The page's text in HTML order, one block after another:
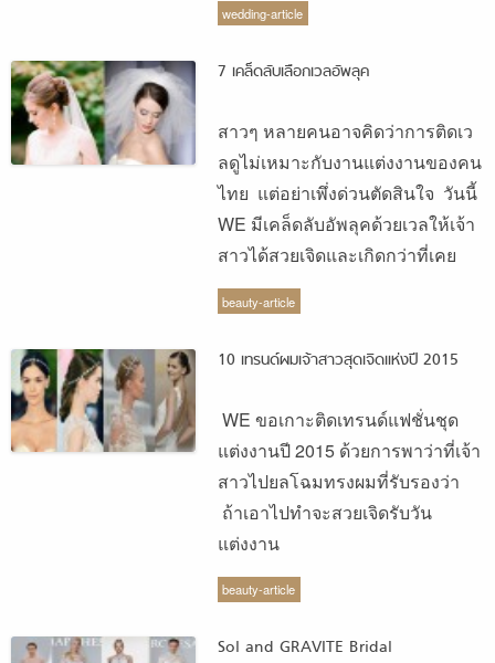
wedding-article
7 เคล็ดลับเลือกเวลอัพลุค
สาวๆ หลายคนอาจคิดว่าการติดเว
ลดูไม่เหมาะกับงานแต่งงานของคน
ไทย แต่อย่าเพึ่งด่วนตัดสินใจ วันนี้
WE มีเคล็ดลับอัพลุคด้วยเวลให้เจ้า
สาวได้สวยเจิดและเกิดกว่าที่เคย
beauty-article
10 เทรนด์ผมเจ้าสาวสุดเจิดแห่งปี 2015
WE ขอเกาะติดเทรนด์แฟชั่นชุด
แต่งงานปี 2015 ด้วยการพาว่าที่เจ้า
สาวไปยลโฉมทรงผมที่รับรองว่า
ถ้าเอาไปทำจะสวยเจิดรับวัน
แต่งงาน
beauty-article
Sol and GRAVITE Bridal